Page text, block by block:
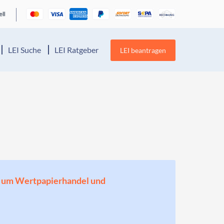
LEI Suche LEI Ratgeber LEI beantragen
Wertpapierhandel und